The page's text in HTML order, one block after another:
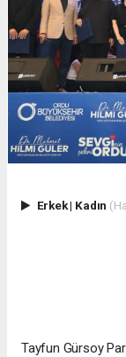
Erkek| Kadın
Tayfun Gürsoy